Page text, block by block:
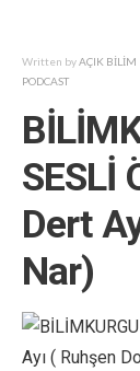
Written byAÇIK BİLİM
PODCAST
SESLİ
Dert
Nar)